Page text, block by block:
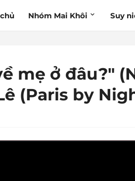
Nhóm Mai Khôi Suy
mẹ ở đâu?"
(Paris by